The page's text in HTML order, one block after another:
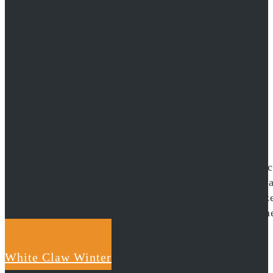
Nach dem Dreh in Südafrika ging es direkt weiter
wunderschön. Der Kontrast zwischen den sonnigen
Trotz engem Zeitplan und harter Arbeit war das
weitergebracht. Die atemberaubenden
White Claw Winter